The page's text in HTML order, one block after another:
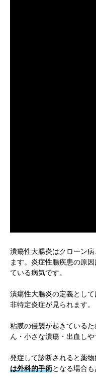
潰瘍性大腸炎はクローン病
ます。炎症性腸疾患の原
ている病気です。
潰瘍性大腸炎の定義とし
非特定炎症が見られます。
粘膜の侵襲が起きている
ん・小さな潰瘍・出血し
発症して診断されると薬物
は外科的手術となる場合も